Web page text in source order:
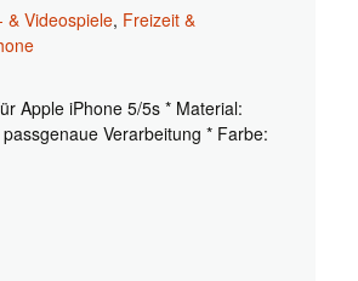
& Videospiele, Freizeit &
Apple iPhone 5/5s * Material:
Verarbeitung * Farbe: